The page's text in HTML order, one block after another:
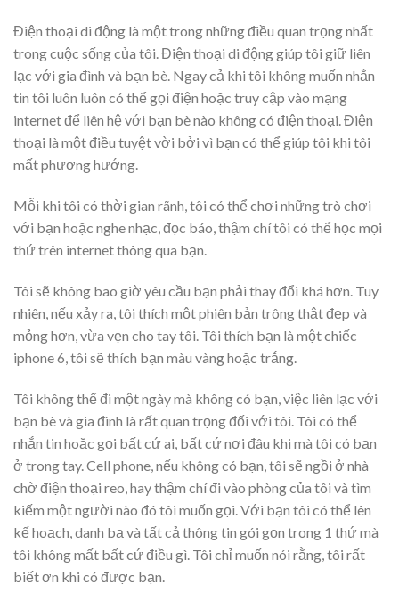
Điện thoại di động là một trong những điều quan trọng nhất
trong cuộc sống của tôi. Điện thoại di động giúp tôi giữ liên
lạc với gia đình và bạn bè. Ngay cả khi tôi không muốn nhắn
tin tôi luôn luôn có thể gọi điện hoặc truy cập vào mạng
internet để liên hệ với bạn bè nào không có điện thoại. Điện
thoại là một điều tuyệt vời bởi vì bạn có thể giúp tôi khi tôi
mất phương hướng.
Mỗi khi tôi có thời gian rãnh, tôi có thể chơi những trò chơi
với bạn hoặc nghe nhạc, đọc báo, thậm chí tôi có thể học mọi
thứ trên internet thông qua bạn.
Tôi sẽ không bao giờ yêu cầu bạn phải thay đổi khá hơn. Tuy
nhiên, nếu xảy ra, tôi thích một phiên bản trông thật đẹp và
mỏng hơn, vừa vẹn cho tay tôi. Tôi thích bạn là một chiếc
iphone 6, tôi sẽ thích bạn màu vàng hoặc trắng.
Tôi không thể đi một ngày mà không có bạn, việc liên lạc với
bạn bè và gia đình là rất quan trọng đối với tôi. Tôi có thể
nhắn tin hoặc gọi bất cứ ai, bất cứ nơi đâu khi mà tôi có bạn
ở trong tay. Cell phone, nếu không có bạn, tôi sẽ ngồi ở nhà
chờ điện thoại reo, hay thậm chí đi vào phòng của tôi và tìm
kiếm một người nào đó tôi muốn gọi. Với bạn tôi có thể lên
kế hoạch, danh bạ và tất cả thông tin gói gọn trong 1 thứ mà
tôi không mất bất cứ điều gì. Tôi chỉ muốn nói rằng, tôi rất
biết ơn khi có được bạn.